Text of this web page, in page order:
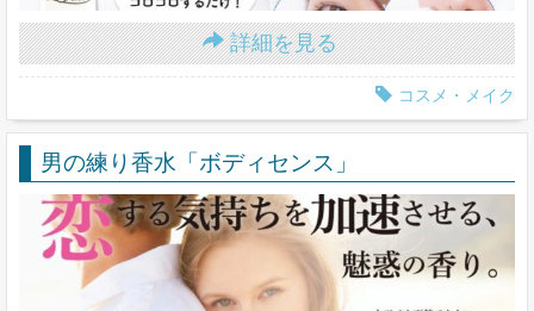
詳細を見る
コスメ・メイク
男の練り香水「ボディセンス」